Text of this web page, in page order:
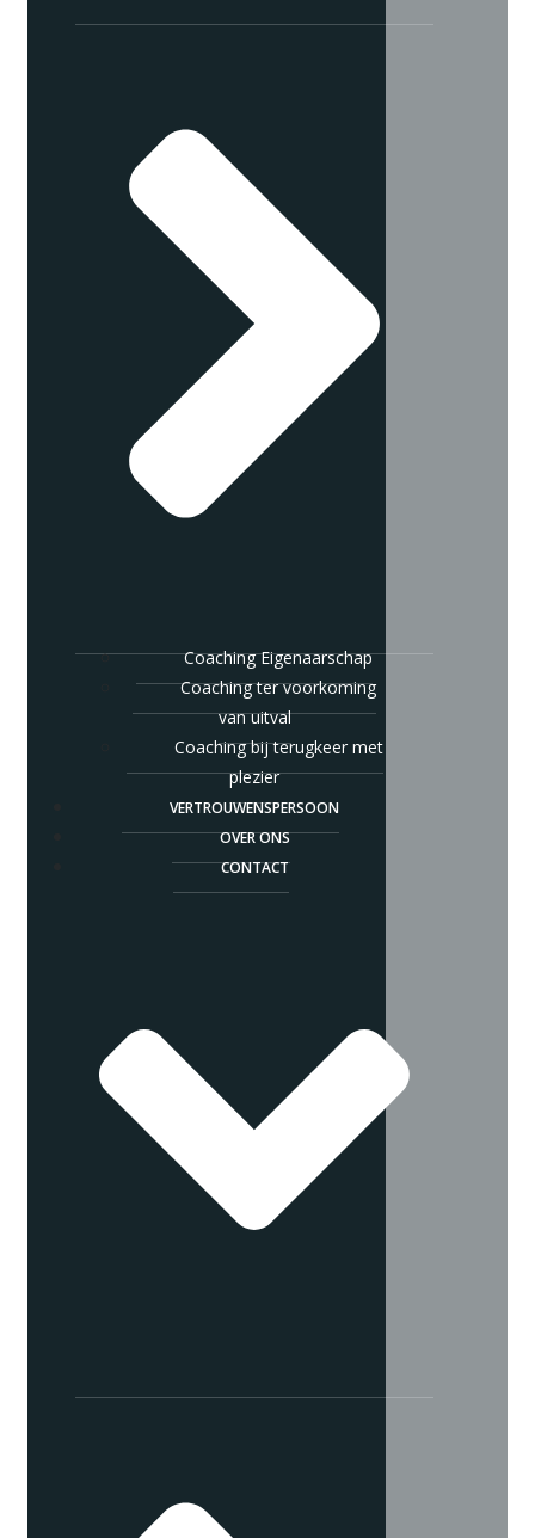
Coaching Eigenaarschap
Coaching ter voorkoming
van uitval
Coaching bij terugkeer met
plezier
VERTROUWENSPERSOON
OVER ONS
CONTACT